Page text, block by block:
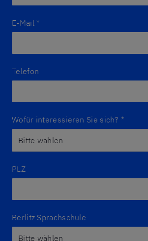
E-Mail *
Telefon
Wofür interessieren Sie sich? *
PLZ
Berlitz Sprachschule